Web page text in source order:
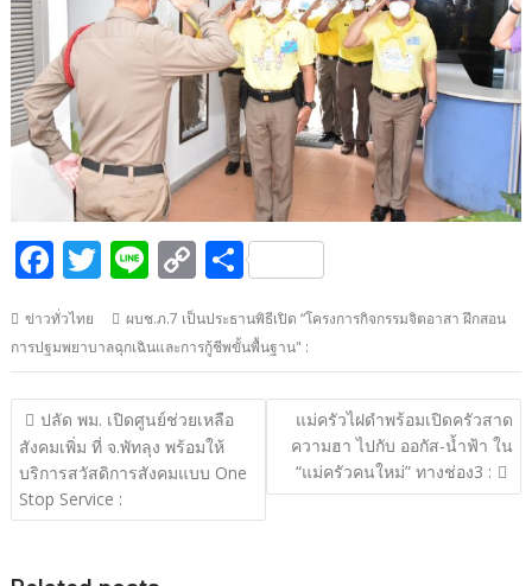
F
ac
e
b
o
o
k
T
w
itt
er
Li
n
e
C
o
p
y
Li
n
k
S
h
ar
e
ข่าวทั่วไทย
ผบช.ภ.7 เป็นประธานพิธีเปิด “โครงการกิจกรรมจิตอาสา ฝึกสอน
การปฐมพยาบาลฉุกเฉินและการกู้ชีพขั้นพื้นฐาน" :
แนะแนว
เรื่อง
ปลัด พม. เปิดศูนย์ช่วยเหลือ
สังคมเพิ่ม ที่ จ.พัทลุง พร้อมให้
บริการสวัสดิการสังคมแบบ One
Stop Service :
แม่ครัวไฝดำพร้อมเปิดครัวสาด
ความฮา ไปกับ ออกัส-น้ำฟ้า ใน
“แม่ครัวคนใหม่” ทางช่อง3 :